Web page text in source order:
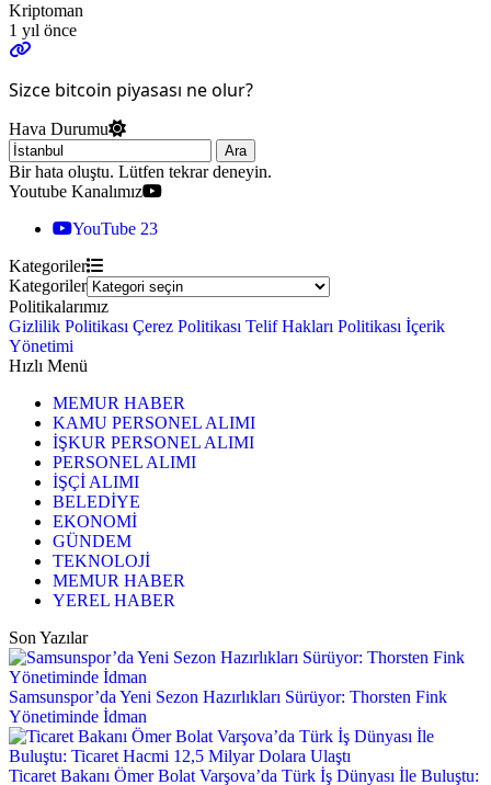
Kriptoman
1 yıl önce
Sizce bitcoin piyasası ne olur?
Hava Durumu
Ara
Bir hata oluştu. Lütfen tekrar deneyin.
Youtube Kanalımız
YouTube 23
Kategoriler
Kategoriler
Politikalarımız
Gizlilik Politikası Çerez Politikası Telif Hakları Politikası İçerik
Yönetimi
Hızlı Menü
MEMUR HABER
KAMU PERSONEL ALIMI
İŞKUR PERSONEL ALIMI
PERSONEL ALIMI
İŞÇİ ALIMI
BELEDİYE
EKONOMİ
GÜNDEM
TEKNOLOJİ
MEMUR HABER
YEREL HABER
Son Yazılar
Samsunspor’da Yeni Sezon Hazırlıkları Sürüyor: Thorsten Fink
Yönetiminde İdman
Ticaret Bakanı Ömer Bolat Varşova’da Türk İş Dünyası İle Buluştu: